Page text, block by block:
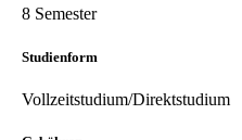
8 Semester
Studienform
Vollzeitstudium/Direktstudium